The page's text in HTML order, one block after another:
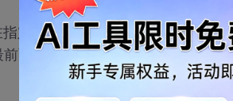
定位置需要点击左键再粘贴
面